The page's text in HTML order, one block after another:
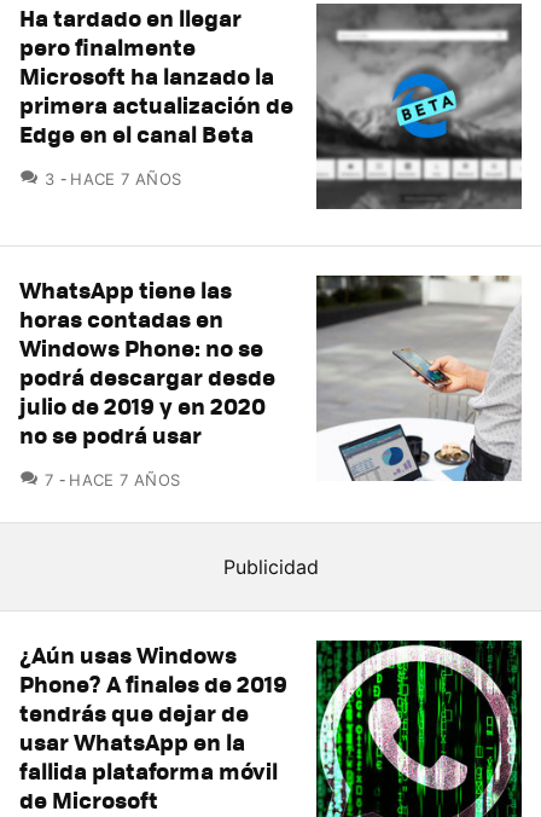
Ha tardado en llegar
pero finalmente
Microsoft ha lanzado la
primera actualización de
Edge en el canal Beta
3 COMENTARIOS
HACE 7 AÑOS
WhatsApp tiene las
horas contadas en
Windows Phone: no se
podrá descargar desde
julio de 2019 y en 2020
no se podrá usar
7 COMENTARIOS
HACE 7 AÑOS
¿Aún usas Windows
Phone? A finales de 2019
tendrás que dejar de
usar WhatsApp en la
fallida plataforma móvil
de Microsoft